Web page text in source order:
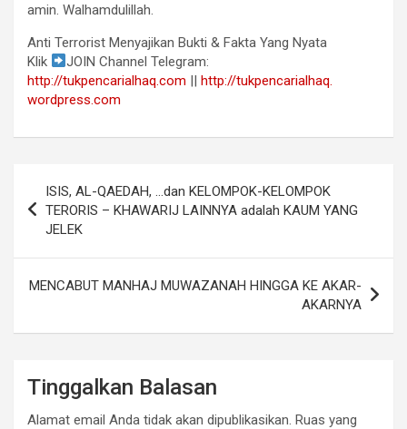
amin. Walhamdulillah.
Anti Terrorist Menyajikan Bukti & Fakta Yang Nyata
Klik
JOIN Channel Telegram:
http://tukpencarialhaq.com || http://tukpencarialhaq.
wordpress.com
pos
ISIS, AL-QAEDAH, …dan KELOMPOK-KELOMPOK
TERORIS – KHAWARIJ LAINNYA adalah KAUM YANG
JELEK
MENCABUT MANHAJ MUWAZANAH HINGGA KE AKAR-
AKARNYA
Tinggalkan Balasan
Alamat email Anda tidak akan dipublikasikan. Ruas yang